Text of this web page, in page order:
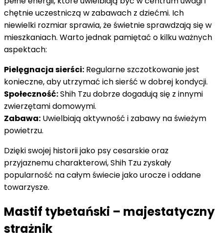
chętnie uczestniczą w zabawach z dziećmi. Ich
niewielki rozmiar sprawia, że świetnie sprawdzają się w
mieszkaniach. Warto jednak pamiętać o kilku ważnych
aspektach:
Pielęgnacja sierści: Regularne szczotkowanie jest
konieczne, aby utrzymać ich sierść w dobrej kondycji.
Społeczność:Shih Tzu dobrze dogadują się z innymi
zwierzętami domowymi.
Zabawa: Uwielbiają aktywność i zabawy na świeżym
powietrzu.
Dzięki swojej historii jako psy cesarskie oraz
przyjaznemu charakterowi, Shih Tzu zyskały
popularność na całym świecie jako urocze i oddane
towarzysze.
Mastif tybetański – majestatyczny
strażnik